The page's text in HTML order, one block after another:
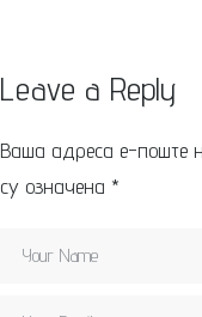
Leave a Reply
Ваша адреса е-поште
су означена *